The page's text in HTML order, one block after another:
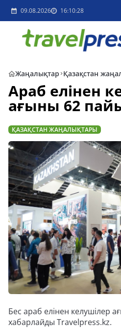
09.08.2026 16:10:28
Жаңалықтар Қазақстан
Араб елінен
ағыны 62
ҚАЗАҚСТАН ЖАҢАЛЫҚТАРЫ
Бес араб елінен келушілер
хабарлайды Travelpress.kz.